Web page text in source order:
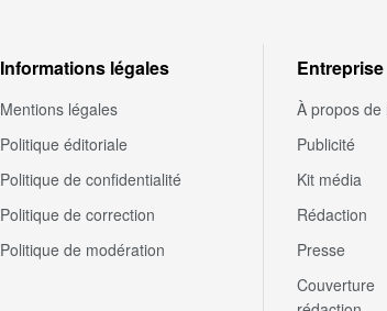
Informations légales
Mentions légales
Politique éditoriale
Politique de confidentialité
Politique de correction
Politique de modération
Entreprise
À propos de
Publicité
Kit média
Rédaction
Presse
Couverture